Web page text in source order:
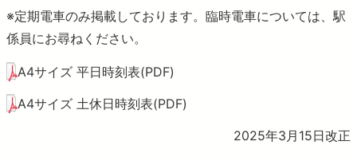
より安全に・快適に
ニュースルーム
※定期電車のみ掲載しております。臨時電車については、駅
係員にお尋ねください。
A4サイズ 平日時刻表(PDF)
A4サイズ 土休日時刻表(PDF)
2025年3月15日改正